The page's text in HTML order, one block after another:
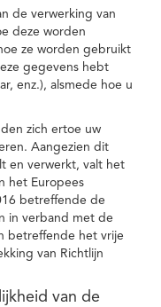
de verwerking van
deze worden
ze worden gebruikt
gegevens hebt
enz.), alsmede hoe u
zich ertoe uw
Aangezien dit
en verwerkt, valt het
het Europees
betreffende de
in verband met de
betreffende het vrije
van Richtlijn
van de